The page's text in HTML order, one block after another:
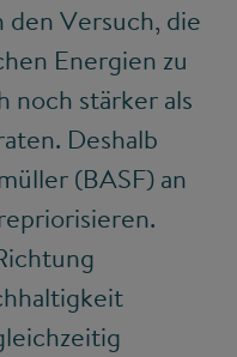
Versuch, die
Energien zu
noch stärker als
Deshalb
(BASF) an